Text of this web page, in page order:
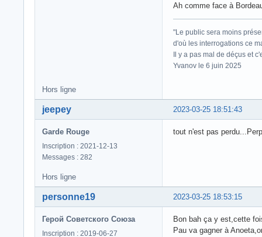
Ah comme face à
"Le public sera moins
d'où les interrogations ce
Il y a pas mal de déçus et
Yvanov le 6 juin 2025
Hors ligne
2023-03-25 18:51:43
jeepey
Garde Rouge
Inscription : 2021-12-13
Messages : 282
tout n'est pas
Hors ligne
2023-03-25 18:53:15
personne19
Герой Советского Союза
Inscription : 2019-06-27
Bon bah ça y est,cette
Pau va gagner à